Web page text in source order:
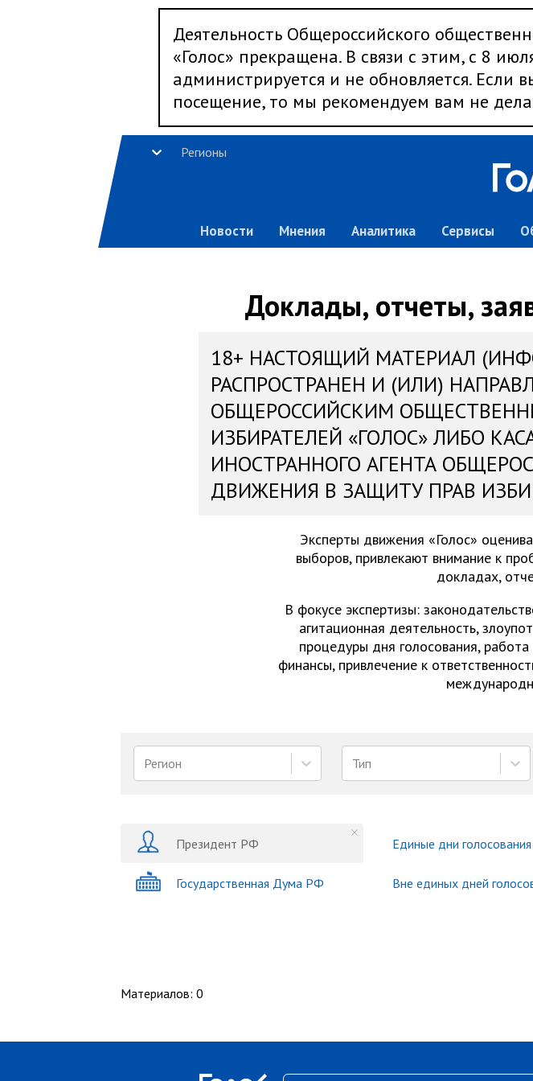
Деятельность Общероссийского
«Голос» прекращена. В связи с этим, с 8
администрируется и не обновляется. Если
посещение, то мы рекомендуем вам не
Регионы
Новости Мнения Аналитика Сервисы
Доклады, отчеты,
18+ НАСТОЯЩИЙ МАТЕРИАЛ
РАСПРОСТРАНЕН И (ИЛИ)
ОБЩЕРОССИЙСКИМ
ИЗБИРАТЕЛЕЙ «ГОЛОС» ЛИБО
ИНОСТРАННОГО АГЕНТА
ДВИЖЕНИЯ В ЗАЩИТУ ПРАВ
Эксперты движения «Голос»
выборов, привлекают внимание к
докладах,
В фокусе экспертизы:
агитационная деятельность,
процедуры дня голосования,
финансы, привлечение к
Регион Тип
Президент РФ
Государственная Дума РФ
Единые дни голосования
Вне единых дней
Материалов: 0